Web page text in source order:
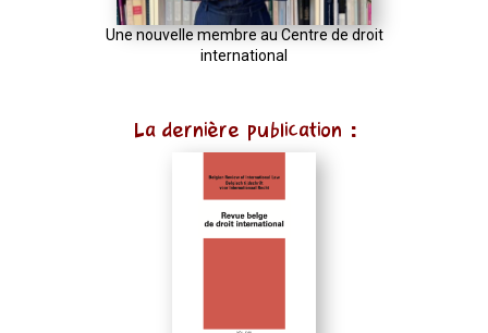
Une nouvelle membre au Centre de droit
international
La dernière publication :